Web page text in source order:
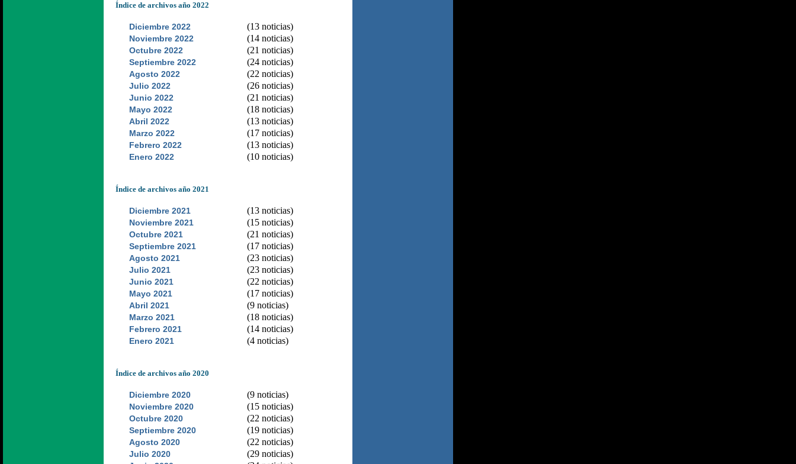
Índice de archivos año 2022
Diciembre 2022 (13 noticias)
Noviembre 2022 (14 noticias)
Octubre 2022 (21 noticias)
Septiembre 2022 (24 noticias)
Agosto 2022 (22 noticias)
Julio 2022 (26 noticias)
Junio 2022 (21 noticias)
Mayo 2022 (18 noticias)
Abril 2022 (13 noticias)
Marzo 2022 (17 noticias)
Febrero 2022 (13 noticias)
Enero 2022 (10 noticias)
Índice de archivos año 2021
Diciembre 2021 (13 noticias)
Noviembre 2021 (15 noticias)
Octubre 2021 (21 noticias)
Septiembre 2021 (17 noticias)
Agosto 2021 (23 noticias)
Julio 2021 (23 noticias)
Junio 2021 (22 noticias)
Mayo 2021 (17 noticias)
Abril 2021 (9 noticias)
Marzo 2021 (18 noticias)
Febrero 2021 (14 noticias)
Enero 2021 (4 noticias)
Índice de archivos año 2020
Diciembre 2020 (9 noticias)
Noviembre 2020 (15 noticias)
Octubre 2020 (22 noticias)
Septiembre 2020 (19 noticias)
Agosto 2020 (22 noticias)
Julio 2020 (29 noticias)